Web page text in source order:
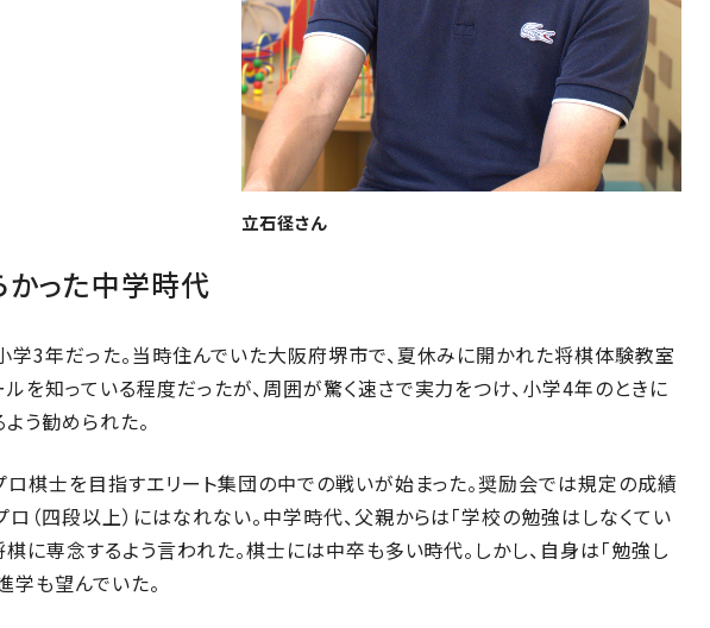
立石径さん
った中学時代
学3年だった。当時住んでいた大阪府堺市で、夏休みに開かれた将棋体験教室
を知っている程度だったが、周囲が驚く速さで実力をつけ、小学4年のときに
う勧められた。
棋士を目指すエリート集団の中での戦いが始まった。奨励会では規定の成績
（四段以上）にはなれない。中学時代、父親からは「学校の勉強はしなくてい
棋に専念するよう言われた。棋士には中卒も多い時代。しかし、自身は「勉強し
学も望んでいた。